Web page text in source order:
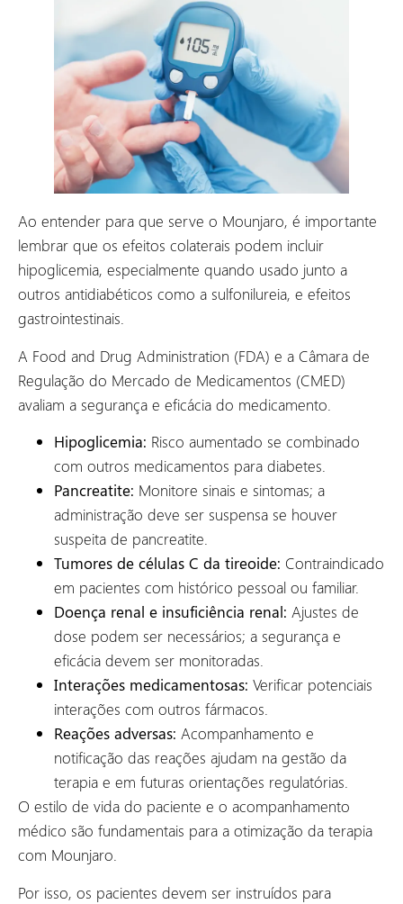
Ao entender para que serve o Mounjaro, é importante
lembrar que os efeitos colaterais podem incluir
hipoglicemia, especialmente quando usado junto a
outros antidiabéticos como a sulfonilureia, e efeitos
gastrointestinais.
A Food and Drug Administration (FDA) e a Câmara de
Regulação do Mercado de Medicamentos (CMED)
avaliam a segurança e eficácia do medicamento.
Hipoglicemia: Risco aumentado se combinado
com outros medicamentos para diabetes.
Pancreatite: Monitore sinais e sintomas; a
administração deve ser suspensa se houver
suspeita de pancreatite.
Tumores de células C da tireoide: Contraindicado
em pacientes com histórico pessoal ou familiar.
Doença renal e insuficiência renal: Ajustes de
dose podem ser necessários; a segurança e
eficácia devem ser monitoradas.
Interações medicamentosas: Verificar potenciais
interações com outros fármacos.
Reações adversas: Acompanhamento e
notificação das reações ajudam na gestão da
terapia e em futuras orientações regulatórias.
O estilo de vida do paciente e o acompanhamento
médico são fundamentais para a otimização da terapia
com Mounjaro.
Por isso, os pacientes devem ser instruídos para